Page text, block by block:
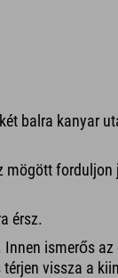
balra kanyar
mögött
érsz.
ismerős az
térjen vissza a